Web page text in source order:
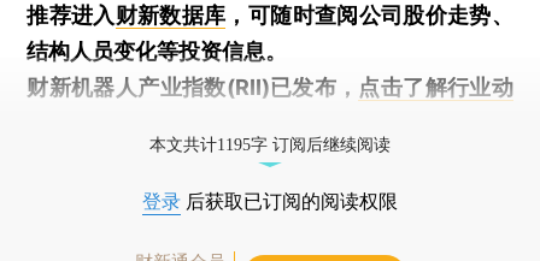
推荐进入财新数据库 ，可随时查阅公司股价走势、
结构人员变化等投资信息。
财新机器人产业指数(RII)已发布， 点击了解行业动
本文共计1195字 订阅后继续阅读
登录 后获取已订阅的阅读权限